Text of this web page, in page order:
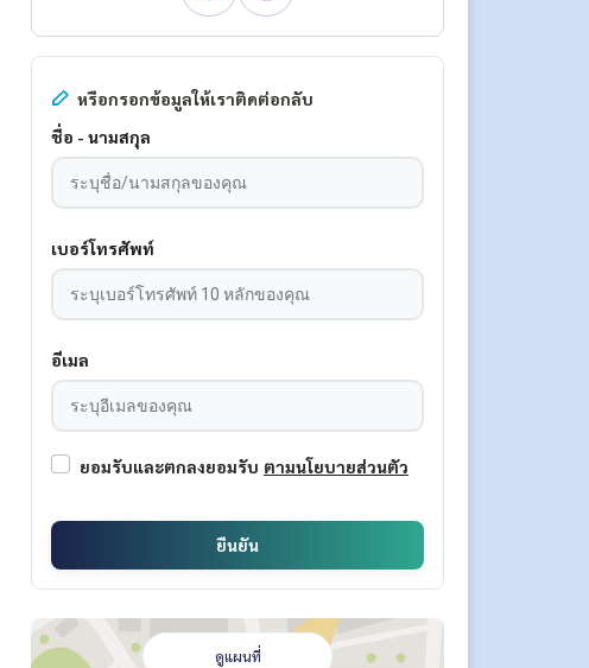
หรือกรอกข้อมูลให้เราติดต่อกลับ
ชื่อ - นามสกุล
เบอร์โทรศัพท์
อีเมล
ยอมรับและตกลงยอมรับ ตามนโยบายส่วนตัว
ยืนยัน
ดูแผนที่